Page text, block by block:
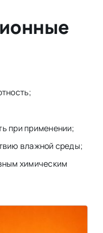
при применении;
влажной среды;
химическим